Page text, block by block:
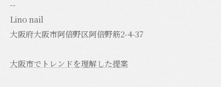
--
Lino nail
大阪府大阪市阿倍野区阿倍野筋2-4-37
大阪市でトレンドを理解した提案